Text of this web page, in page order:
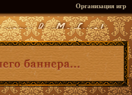
Организация игр